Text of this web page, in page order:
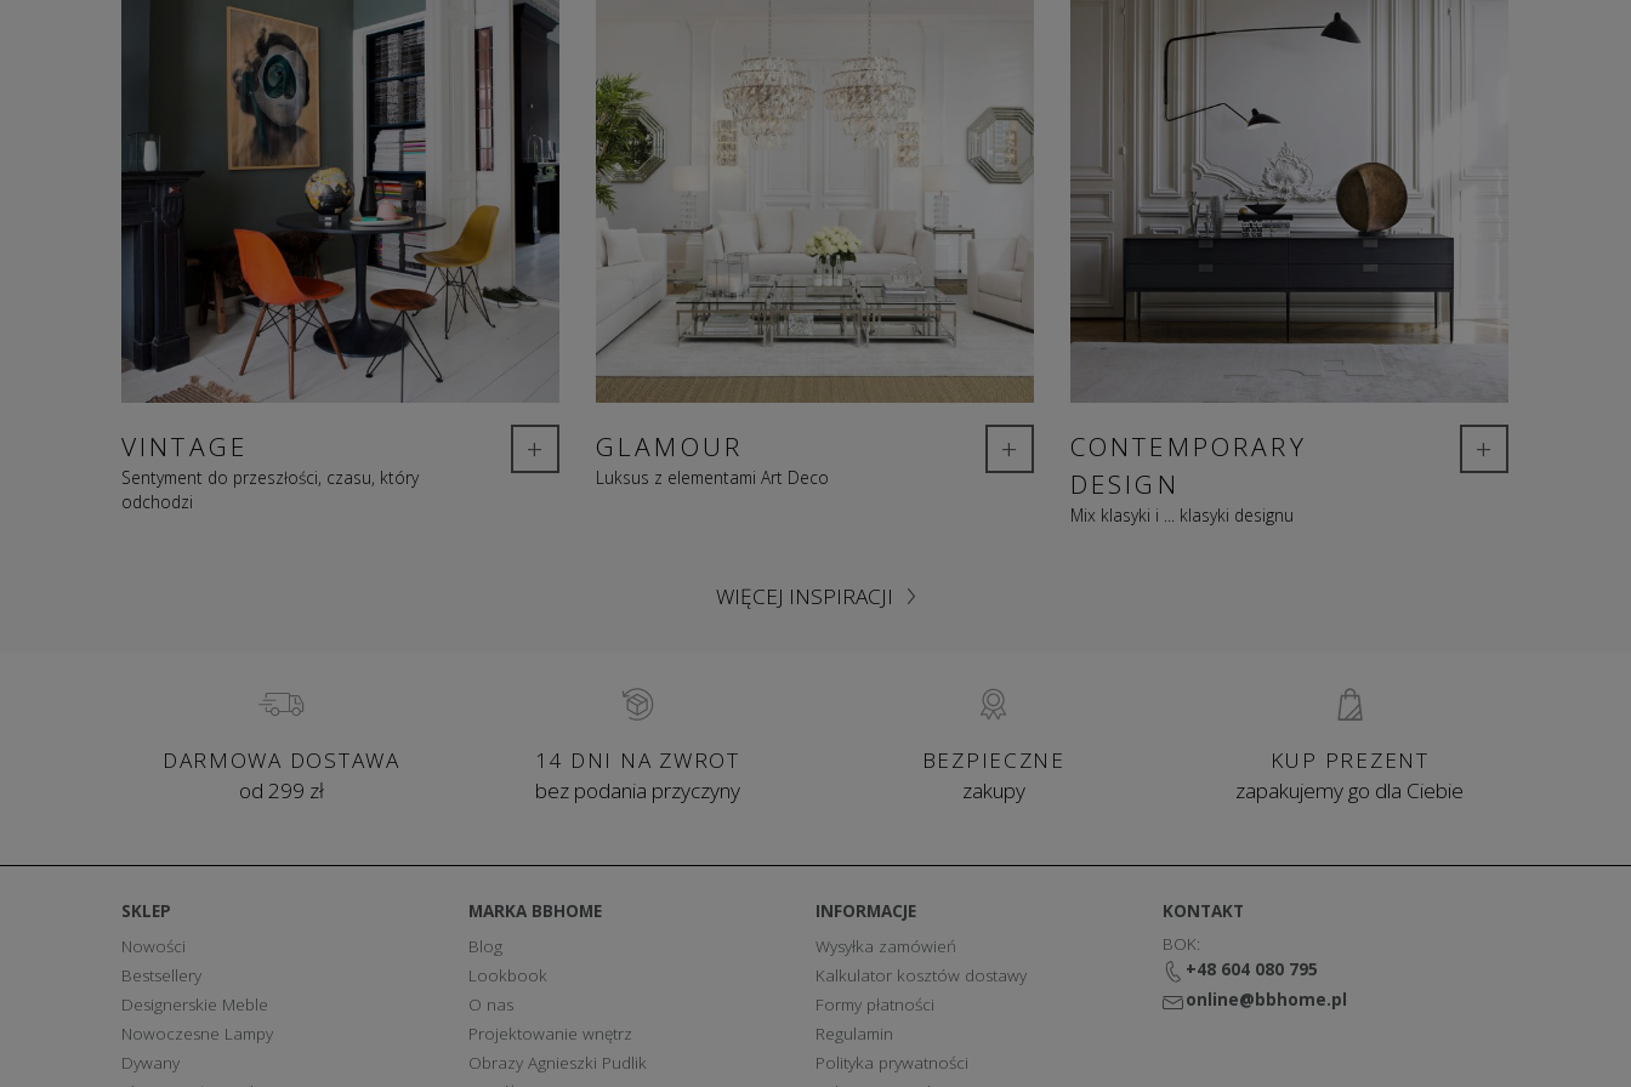
VINTAGE
Sentyment do przeszłości, czasu, który
odchodzi
+ GLAMOUR
Luksus z elementami Art Deco
+
CONTEMPORARY
DESIGN
Mix klasyki i ... klasyki designu
+
WIĘCEJ INSPIRACJI
DARMOWA DOSTAWA
od 299 zł
14 DNI NA ZWROT
bez podania przyczyny
BEZPIECZNE
zakupy
KUP PREZENT
zapakujemy go dla Ciebie
SKLEP
Nowości
Bestsellery
Designerskie Meble
Nowoczesne Lampy
Dywany
MARKA BBHOME
Blog
Lookbook
O nas
Projektowanie wnętrz
Obrazy Agnieszki Pudlik
INFORMACJE
Wysyłka zamówień
Kalkulator kosztów dostawy
Formy płatności
Regulamin
Polityka prywatności
KONTAKT
BOK:
+48 604 080 795
online@bbhome.pl